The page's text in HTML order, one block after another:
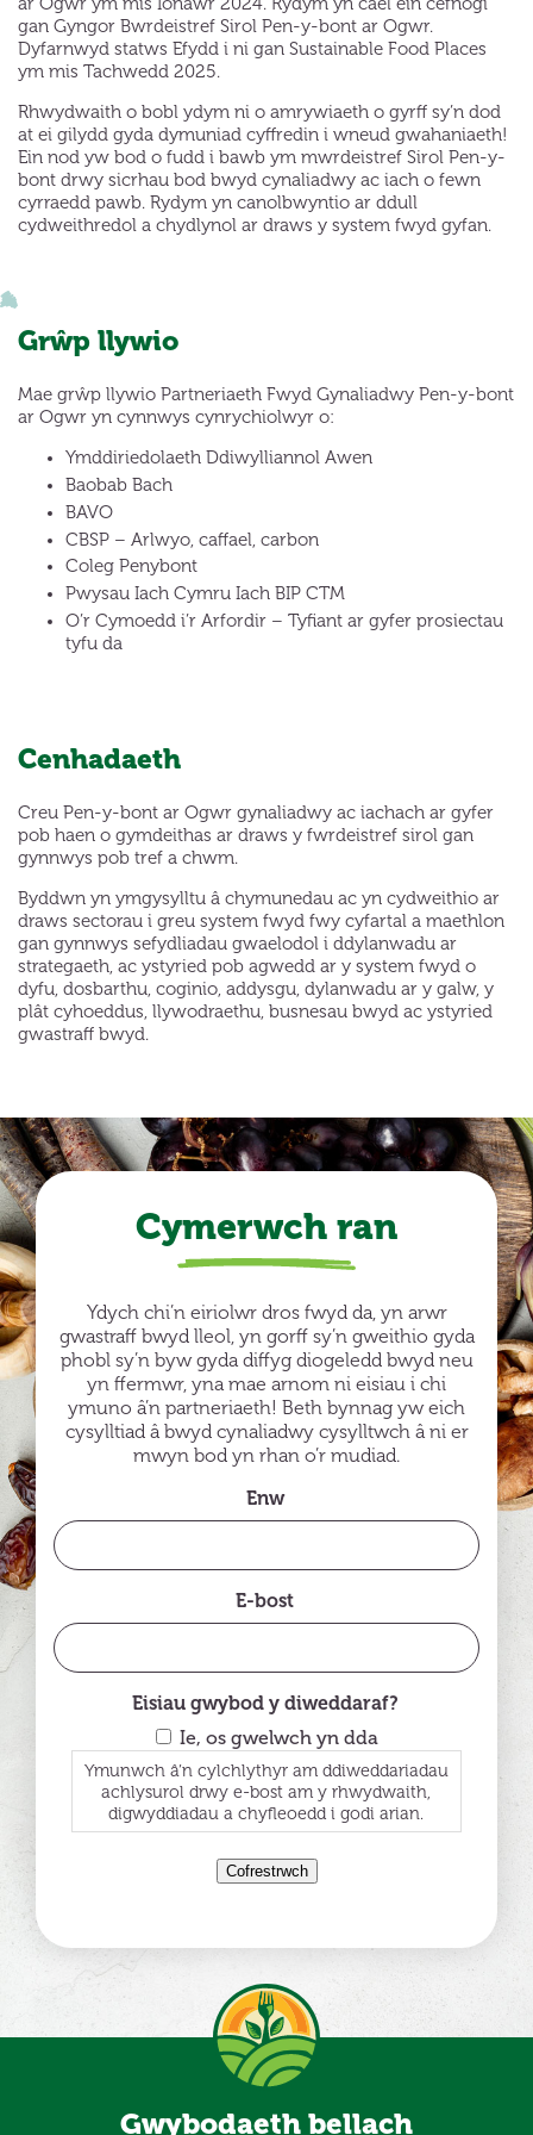
gan Gyngor Bwrdeistref Sirol Pen-y-bont ar Ogwr.
Dyfarnwyd statws Efydd i ni gan Sustainable Food Places
ym mis Tachwedd 2025.
Rhwydwaith o bobl ydym ni o amrywiaeth o gyrff sy’n dod
at ei gilydd gyda dymuniad cyffredin i wneud gwahaniaeth!
Ein nod yw bod o fudd i bawb ym mwrdeistref Sirol Pen-y-
bont drwy sicrhau bod bwyd cynaliadwy ac iach o fewn
cyrraedd pawb. Rydym yn canolbwyntio ar ddull
cydweithredol a chydlynol ar draws y system fwyd gyfan.
Grŵp llywio
Mae grŵp llywio Partneriaeth Fwyd Gynaliadwy Pen-y-bont
ar Ogwr yn cynnwys cynrychiolwyr o:
Ymddiriedolaeth Ddiwylliannol Awen
Baobab Bach
BAVO
CBSP – Arlwyo, caffael, carbon
Coleg Penybont
Pwysau Iach Cymru Iach BIP CTM
O’r Cymoedd i’r Arfordir – Tyfiant ar gyfer prosiectau
tyfu da
Cenhadaeth
Creu Pen-y-bont ar Ogwr gynaliadwy ac iachach ar gyfer
pob haen o gymdeithas ar draws y fwrdeistref sirol gan
gynnwys pob tref a chwm.
Byddwn yn ymgysylltu â chymunedau ac yn cydweithio ar
draws sectorau i greu system fwyd fwy cyfartal a maethlon
gan gynnwys sefydliadau gwaelodol i ddylanwadu ar
strategaeth, ac ystyried pob agwedd ar y system fwyd o
dyfu, dosbarthu, coginio, addysgu, dylanwadu ar y galw, y
plât cyhoeddus, llywodraethu, busnesau bwyd ac ystyried
gwastraff bwyd.
Cymerwch ran
Ydych chi’n eiriolwr dros fwyd da, yn arwr
gwastraff bwyd lleol, yn gorff sy’n gweithio gyda
phobl sy’n byw gyda diffyg diogeledd bwyd neu
yn ffermwr, yna mae arnom ni eisiau i chi
ymuno â’n partneriaeth! Beth bynnag yw eich
cysylltiad â bwyd cynaliadwy cysylltwch â ni er
mwyn bod yn rhan o’r mudiad.
Enw
E-bost
Eisiau gwybod y diweddaraf?
Ie, os gwelwch yn dda
Ymunwch â’n cylchlythyr am ddiweddariadau
achlysurol drwy e-bost am y rhwydwaith,
digwyddiadau a chyfleoedd i godi arian.
Cofrestrwch
Gwybodaeth bellach